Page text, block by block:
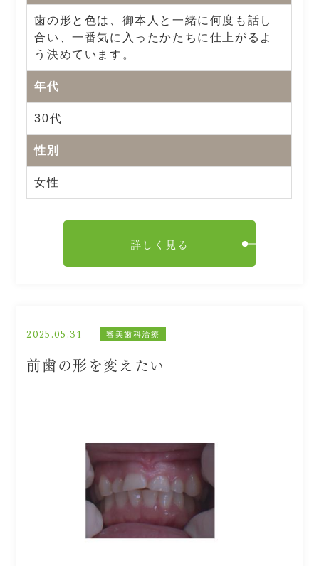
歯の形と色は、御本人と一緒に何度も話し
合い、一番気に入ったかたちに仕上がるよ
う決めています。
年代
30代
性別
女性
詳しく見る
2025.05.31 審美歯科治療
前歯の形を変えたい